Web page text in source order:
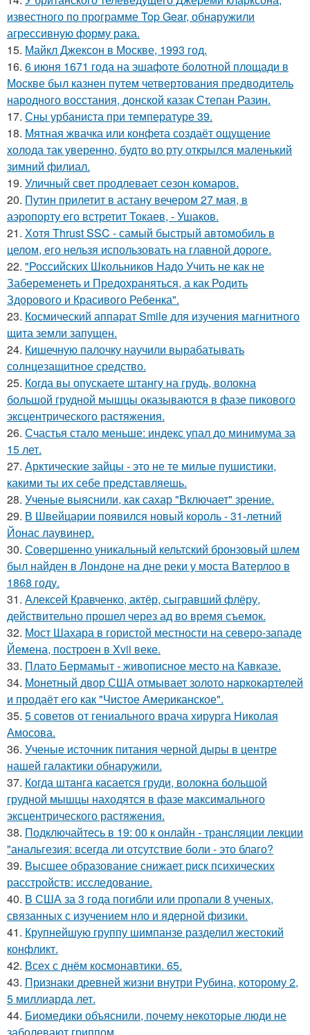
известного по программе Top Gear, обнаружили
агрессивную форму рака.
15. Майкл Джексон в Москве, 1993 год.
16. 6 июня 1671 года на эшафоте болотной площади в
Москве был казнен путем четвертования предводитель
народного восстания, донской казак Степан Разин.
17. Сны урбаниста при температуре 39.
18. Мятная жвачка или конфета создаёт ощущение
холода так уверенно, будто во рту открылся маленький
зимний филиал.
19. Уличный свет продлевает сезон комаров.
20. Путин прилетит в астану вечером 27 мая, в
аэропорту его встретит Токаев, - Ушаков.
21. Хотя Thrust SSC - самый быстрый автомобиль в
целом, его нельзя использовать на главной дороге.
22. "Российских Школьников Надо Учить не как не
Забеременеть и Предохраняться, а как Родить
Здорового и Красивого Ребенка".
23. Космический аппарат Smile для изучения магнитного
щита земли запущен.
24. Кишечную палочку научили вырабатывать
солнцезащитное средство.
25. Когда вы опускаете штангу на грудь, волокна
большой грудной мышцы оказываются в фазе пикового
эксцентрического растяжения.
26. Счастья стало меньше: индекс упал до минимума за
15 лет.
27. Арктические зайцы - это не те милые пушистики,
какими ты их себе представляешь.
28. Ученые выяснили, как сахар "Включает" зрение.
29. В Швейцарии появился новый король - 31-летний
Йонас лаувинер.
30. Совершенно уникальный кельтский бронзовый шлем
был найден в Лондоне на дне реки у моста Ватерлоо в
1868 году.
31. Алексей Кравченко, актёр, сыгравший флёру,
действительно прошел через ад во время съемок.
32. Мост Шахара в гористой местности на северо-западе
Йемена, построен в Xvii веке.
33. Плато Бермамыт - живописное место на Кавказе.
34. Монетный двор США отмывает золото наркокартелей
и продаёт его как "Чистое Американское".
35. 5 советов от гениального врача хирурга Николая
Амосова.
36. Ученые источник питания черной дыры в центре
нашей галактики обнаружили.
37. Когда штанга касается груди, волокна большой
грудной мышцы находятся в фазе максимального
эксцентрического растяжения.
38. Подключайтесь в 19: 00 к онлайн - трансляции лекции
"анальгезия: всегда ли отсутствие боли - это благо?
39. Высшее образование снижает риск психических
расстройств: исследование.
40. В США за 3 года погибли или пропали 8 ученых,
связанных с изучением нло и ядерной физики.
41. Крупнейшую группу шимпанзе разделил жестокий
конфликт.
42. Всех с днём космонавтики. 65.
43. Признаки древней жизни внутри Рубина, которому 2,
5 миллиарда лет.
44. Биомедики объяснили, почему некоторые люди не